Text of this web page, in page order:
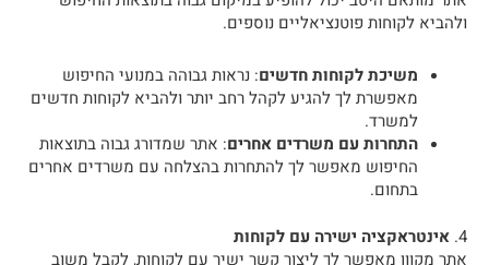
ולהביא לקוחות פוטנציאליים נוספים.
משיכת לקוחות חדשים: נראות גבוהה במנועי החיפוש
מאפשרת לך להגיע לקהל רחב יותר ולהביא לקוחות חדשים
למשרד.
התחרות עם משרדים אחרים: אתר שמדורג גבוה בתוצאות
החיפוש מאפשר לך להתחרות בהצלחה עם משרדים אחרים
בתחום.
4. אינטראקציה ישירה עם לקוחות
אתר מקוון מאפשר לך ליצור קשר ישיר עם לקוחות, לקבל משוב